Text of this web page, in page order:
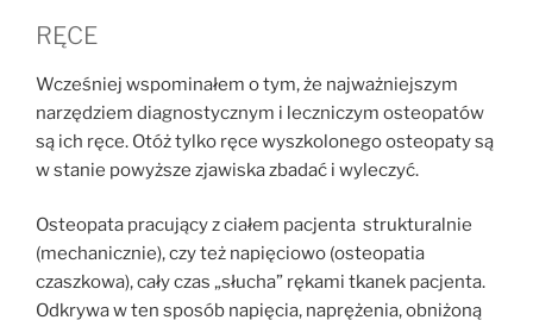
RĘCE
Wcześniej wspominałem o tym, że najważniejszym
narzędziem diagnostycznym i leczniczym osteopatów
są ich ręce. Otóż tylko ręce wyszkolonego osteopaty są
w stanie powyższe zjawiska zbadać i wyleczyć.
Osteopata pracujący z ciałem pacjenta strukturalnie
(mechanicznie), czy też napięciowo (osteopatia
czaszkowa), cały czas „słucha” rękami tkanek pacjenta.
Odkrywa w ten sposób napięcia, naprężenia, obniżoną